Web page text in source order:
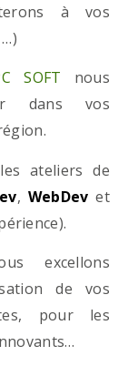
à vos
SOFT nous
dans vos
ateliers de
, WebDev et
excellons
de vos
pour les